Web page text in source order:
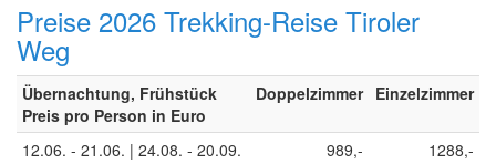
Preise 2026 Trekking-Reise Tiroler
Weg
Übernachtung, Frühstück
Preis pro Person in Euro
Doppelzimmer Einzelzimmer
12.06. - 21.06. | 24.08. - 20.09. 989,-
1288,-